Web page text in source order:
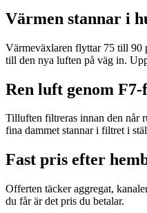
Värmen stannar i
Värmeväxlaren flyttar 75 till 90
till den nya luften på väg in.
Ren luft genom
Tilluften filtreras innan den når
fina dammet stannar i filtret i
Fast pris efter
Offerten täcker aggregat,
du får är det pris du betalar.